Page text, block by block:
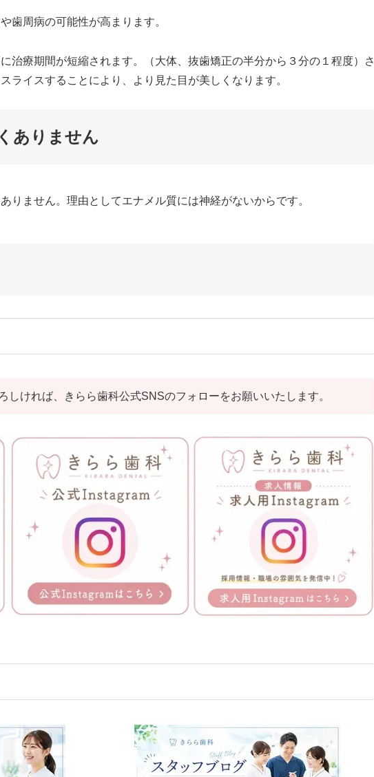
歯周病の可能性が高まります。
治療期間が短縮されます。（大体、抜歯矯正の半分から３分の１程度）さ
ライスすることにより、より見た目が美しくなります。
ありません
りません。理由としてエナメル質には神経がないからです。
しければ、きらら歯科公式SNSのフォローをお願いいたします。